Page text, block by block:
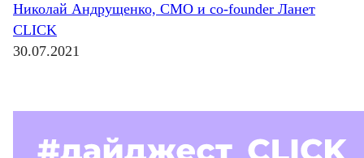
Николай Андрущенко, CMO и co-founder Ланет
CLICK
30.07.2021